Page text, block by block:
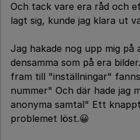
Och tack vare era råd och
lagt sig, kunde jag klara ut
Jag hakade nog upp mig
densamma som på era
fram till "inställningar"
nummer" Och där hade jag
anonyma samtal" Ett
problemet löst.😀